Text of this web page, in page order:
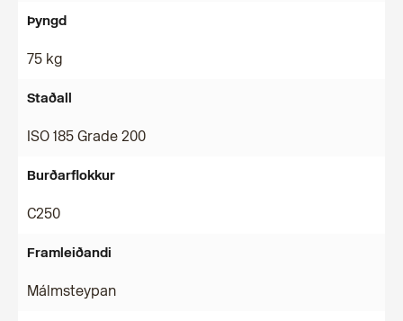
Þyngd
75 kg
Staðall
ISO 185 Grade 200
Burðarflokkur
C250
Framleiðandi
Málmsteypan